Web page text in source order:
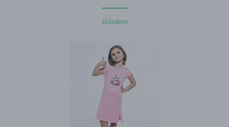
skladem